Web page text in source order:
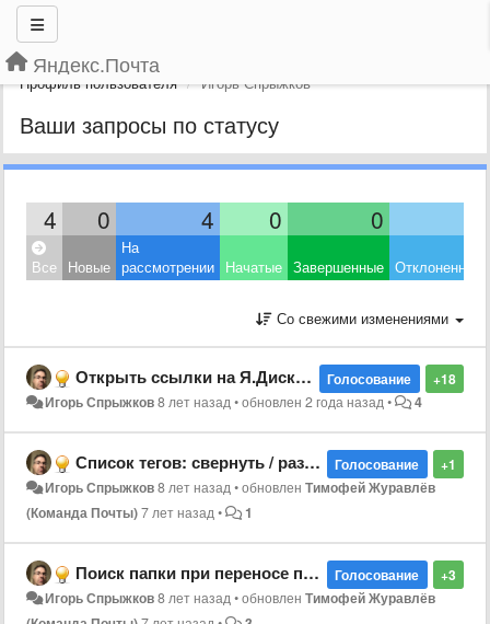
Яндекс.Почта
Профиль пользователя Игорь Спрыжков
Ваши запросы по статусу
4 0 4 0 0
Все Новые
На
рассмотрении Начатые Завершенные Отклоненные
Со свежими изменениями
+18
Голосование
Открыть ссылки на Я.Диск в приложении
Игорь Спрыжков8 лет назад•обновлен2 года назад• 4
+1
Голосование
Список тегов: свернуть / развернуть
Игорь Спрыжков8 лет назад•обновленТимофей Журавлёв
(Команда Почты)7 лет назад• 1
+3
Голосование
Поиск папки при переносе письма
Игорь Спрыжков8 лет назад•обновленТимофей Журавлёв